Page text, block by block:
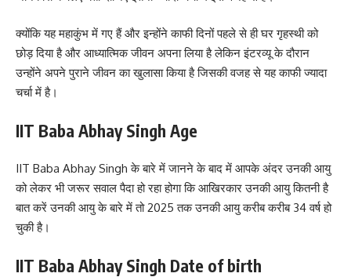
क्योंकि यह महाकुंभ में गए हैं और इन्होंने काफी दिनों पहले से ही घर गृहस्थी को
छोड़ दिया है और आध्यात्मिक जीवन अपना लिया है लेकिन इंटरव्यू के दौरान
उन्होंने अपने पुराने जीवन का खुलासा किया है जिसकी वजह से यह काफी ज्यादा
चर्चा में है।
IIT Baba Abhay Singh Age
IIT Baba Abhay Singh के बारे में जानने के बाद में आपके अंदर उनकी आयु
को लेकर भी जरूर सवाल पैदा हो रहा होगा कि आखिरकार उनकी आयु कितनी है
बात करें उनकी आयु के बारे में तो 2025 तक उनकी आयु करीब करीब 34 वर्ष हो
चुकी है।
IIT Baba Abhay Singh Date of birth